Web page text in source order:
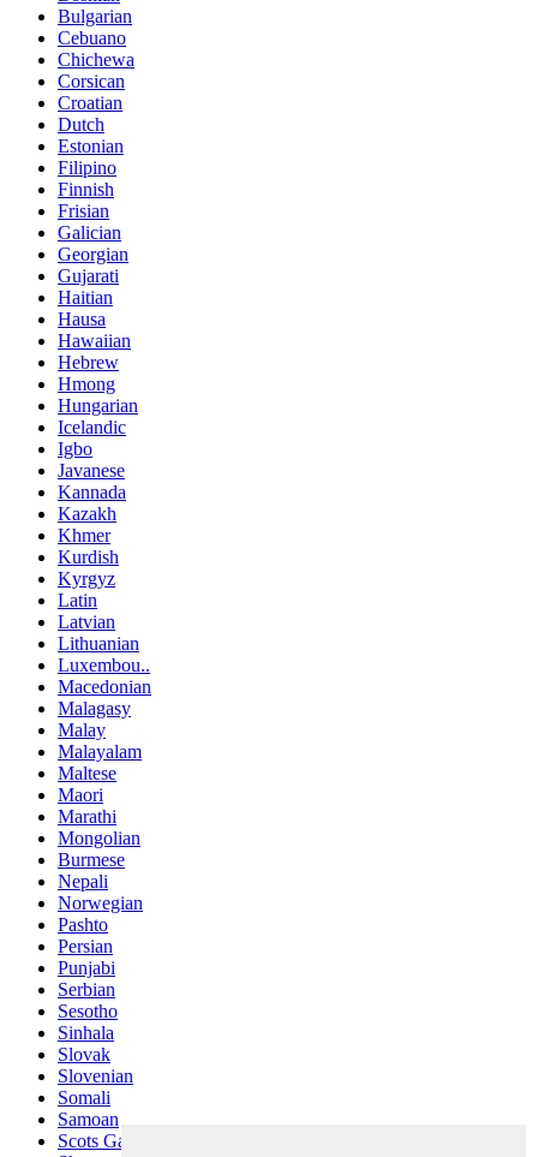
Bulgarian
Cebuano
Chichewa
Corsican
Croatian
Dutch
Estonian
Filipino
Finnish
Frisian
Galician
Georgian
Gujarati
Haitian
Hausa
Hawaiian
Hebrew
Hmong
Hungarian
Icelandic
Igbo
Javanese
Kannada
Kazakh
Khmer
Kurdish
Kyrgyz
Latin
Latvian
Lithuanian
Luxembou..
Macedonian
Malagasy
Malay
Malayalam
Maltese
Maori
Marathi
Mongolian
Burmese
Nepali
Norwegian
Pashto
Persian
Punjabi
Serbian
Sesotho
Sinhala
Slovak
Slovenian
Somali
Samoan
Scots Gaelic